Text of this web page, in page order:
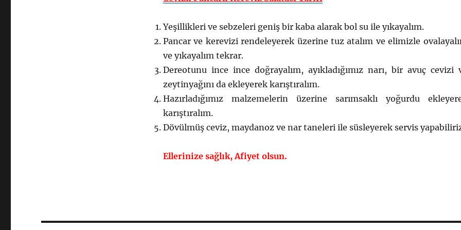
Yeşillikleri ve sebzeleri geniş bir kaba alarak bol su ile yıkayalım.
Pancar ve kerevizi rendeleyerek üzerine tuz atalım ve elimizle
ve yıkayalım tekrar.
Dereotunu ince ince doğrayalım, ayıkladığımız narı, bir avuç cevizi
zeytinyağını da ekleyerek karıştıralım.
Hazırladığımız malzemelerin üzerine sarımsaklı yoğurdu
karıştıralım.
Dövülmüş ceviz, maydanoz ve nar taneleri ile süsleyerek servis
Ellerinize sağlık, Afiyet olsun.